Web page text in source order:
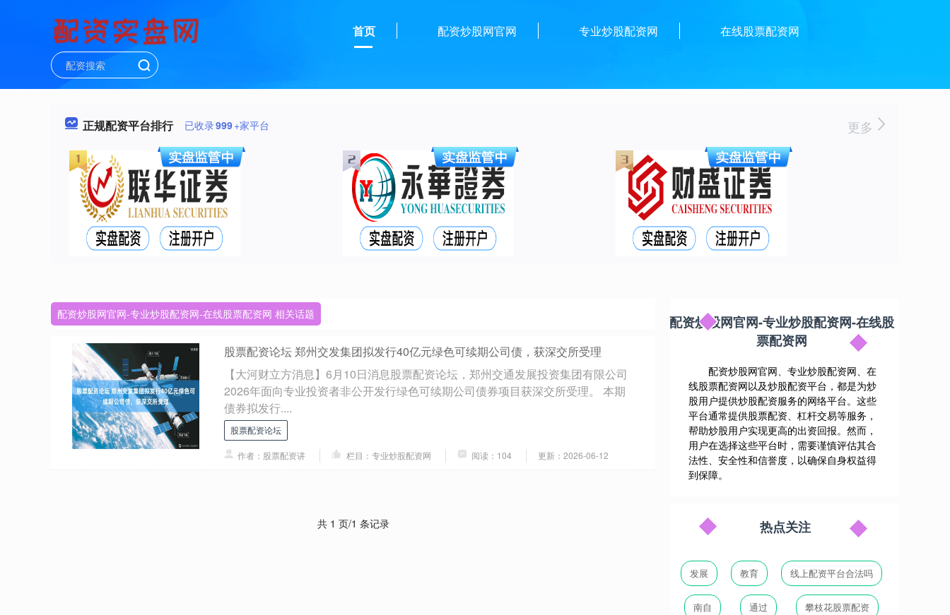
首页 配资炒股网官网 专业炒股配资网 在线股票配资网
正规配资平台排行 已收录999+家平台 更多
配资炒股网官网-专业炒股配资网-在线股票配资网 相关话题
股票配资论坛 郑州交发集团拟发行40亿元绿色可续期公司债，获深交所受理
【大河财立方消息】6月10日消息股票配资论坛，郑州交通发展投资集团有限公司
2026年面向专业投资者非公开发行绿色可续期公司债券项目获深交所受理。 本期
债券拟发行....
股票配资论坛
作者：股票配资讲 栏目：专业炒股配资网 阅读：104 更新：2026-06-12
共 1 页/1 条记录
配资炒股网官网-专业炒股配资网-在线股
票配资网
配资炒股网官网、专业炒股配资网、在
线股票配资网以及炒股配资平台，都是为炒
股用户提供炒股配资服务的网络平台。这些
平台通常提供股票配资、杠杆交易等服务，
帮助炒股用户实现更高的出资回报。然而，
用户在选择这些平台时，需要谨慎评估其合
法性、安全性和信誉度，以确保自身权益得
到保障。
热点关注
发展 教育 线上配资平台合法吗
南自 通过 攀枝花股票配资